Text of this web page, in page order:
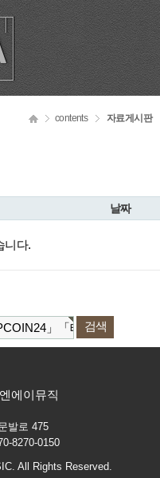
contents 자료게시판
날짜
니다.
에이뮤직
발로 475
8270-0150
All Rights Reserved.